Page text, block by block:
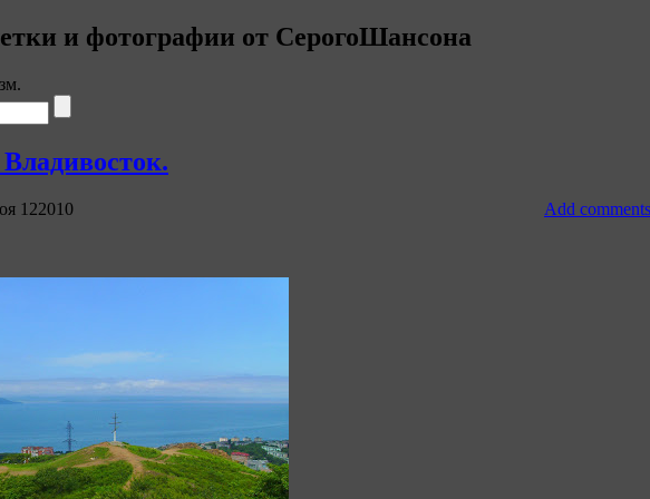
и фотографии от СерогоШансона
Add comments
122010